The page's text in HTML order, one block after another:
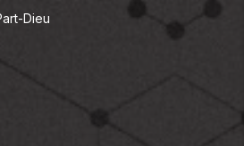
Dieu